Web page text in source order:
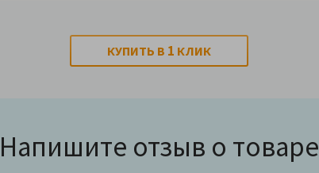
КУПИТЬ В 1 КЛИК
Напишите отзыв о товаре